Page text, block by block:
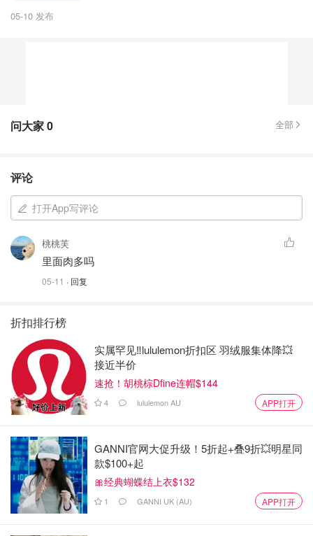
05-10 发布
问大家0 全部
评论
打开App写评论
桃桃芙
里面肉多吗
05-11 · 回复
折扣排行榜
实属罕见‼️lululemon折扣区 羽绒服集体降💥
接近半价
速抢！胡桃棕Dfine连帽$144
4 lululemon AU APP打开
GANNI官网大促升级！5折起+叠9折💥明星同
款$100+起
🎀经典蝴蝶结上衣$132
1 GANNI UK (AU) APP打开